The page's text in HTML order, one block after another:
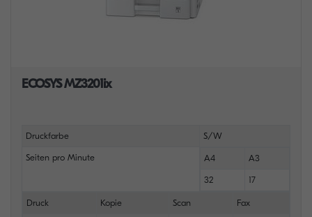
ECOSYS MZ3201ix
Druckfarbe S/W
Seiten pro Minute A4 A3
32 17
Druck Kopie Scan Fax